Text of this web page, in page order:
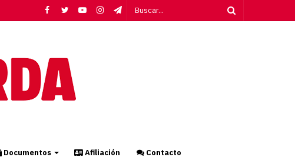
Telegram
Instagram
YouTube
Twitter
Facebook
Documentos Afiliación Contacto